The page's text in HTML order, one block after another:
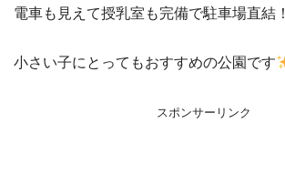
電車も見えて授乳室も完備で駐車場直結！
小さい子にとってもおすすめの公園です
スポンサーリンク